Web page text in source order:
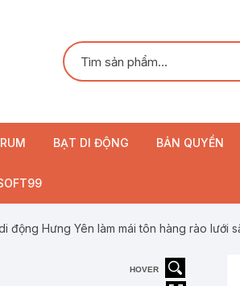
BẠT DI ĐỘNG
Mái xếp di động
BẢN QUYỀN
động Hưng Yên làm mái tôn hàng rào lưới
HOVER